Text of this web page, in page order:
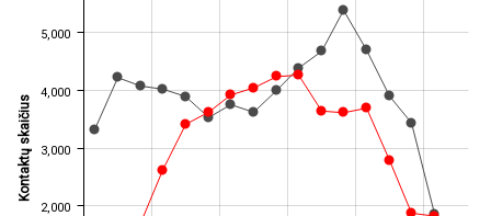
2,000
3,000
4,000
5,000
Kontaktų skaičius